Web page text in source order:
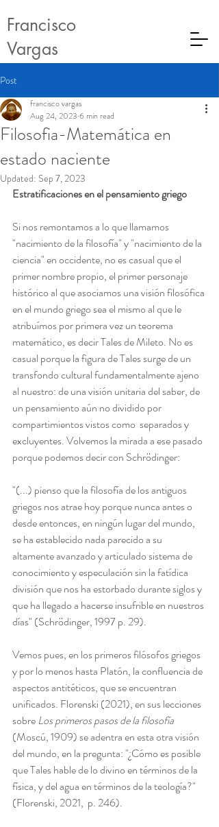
Francisco
Vargas
Post
Filosofia-Matemática en
estado naciente
francisco vargas
Aug 24, 2023 6 min read
Updated: Sep 7, 2023
Estratificaciones en el pensamiento griego
Si nos remontamos a lo que llamamos
"nacimiento de la filosofía" y "nacimiento de la
ciencia" en occidente, no es casual que el
primer nombre propio, el primer personaje
histórico al que asociamos una visión filosófica
en el mundo griego sea el mismo al que le
atribuímos por primera vez un teorema
matemático, es decir Tales de Mileto. No es
casual porque la figura de Tales surge de un
transfondo cultural fundamentalmente ajeno
al nuestro: de una visión unitaria del saber, de
un pensamiento aún no dividido por
compartimientos vistos como  separados y
excluyentes. Volvemos la mirada a ese pasado
porque podemos decir con Schrödinger:
"(...) pienso que la filosofía de los antiguos
griegos nos atrae hoy porque nunca antes o
desde entonces, en ningún lugar del mundo,
se ha establecido nada parecido a su
altamente avanzado y articulado sistema de
conocimiento y especulación sin la fatídica
división que nos ha estorbado durante siglos y
que ha llegado a hacerse insufrible en nuestros
días" (Schrödinger, 1997 p. 29).
Vemos pues, en los primeros filósofos griegos
y por lo menos hasta Platón, la confluencia de
aspectos antitéticos, que se encuentran
unificados. Florenski (2021), en sus lecciones
sobre Los primeros pasos de la filosofía
(Moscú, 1909) se adentra en esta otra visión
del mundo, en la pregunta: "¿Cómo es posible
que Tales hable de lo divino en términos de la
física, y del agua en términos de la teología?"
(Florenski, 2021,  p. 246).